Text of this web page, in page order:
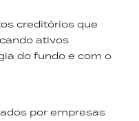
creditórios que
ativos
do fundo e com o
por empresas